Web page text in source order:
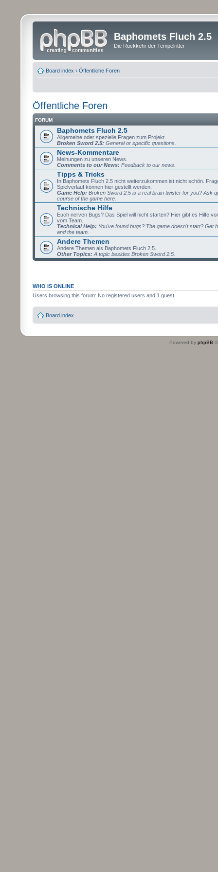
Baphomets Fluch 2.5
Die Rückkehr der Tempelritter
Board index ‹ Öffentliche Foren
Öffentliche Foren
FORUM
Baphomets Fluch 2.5
Allgemeine oder spezielle Fragen zum Projekt.
Broken Sword 2.5: General or specific questions.
News-Kommentare
Meinungen zu unseren News.
Comments to our News: Feedback to our news.
Tipps & Tricks
In Baphomets Fluch 2.5 nicht weiterzukommen ist nicht schön.
Spielverlauf können hier gestellt werden.
Game Help: Broken Sword 2.5 is a real brain twister for you? Ask
course of the game here.
Technische Hilfe
Euch nerven Bugs? Das Spiel will nicht starten? Hier gibt es Hilfe
vom Team.
Technical Help: You've found bugs? The game doesn't start? Get
and the team.
Andere Themen
Andere Themen als Baphomets Fluch 2.5.
Other Topics: A topic besides Broken Sword 2.5.
WHO IS ONLINE
Users browsing this forum: No registered users and 1 guest
Board index
Powered by phpBB